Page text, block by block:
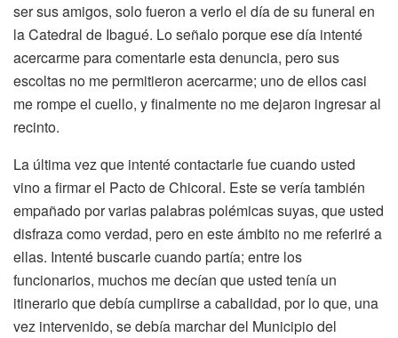
ser sus amigos, solo fueron a verlo el día de su funeral en
la Catedral de Ibagué. Lo señalo porque ese día intenté
acercarme para comentarle esta denuncia, pero sus
escoltas no me permitieron acercarme; uno de ellos casi
me rompe el cuello, y finalmente no me dejaron ingresar al
recinto.
La última vez que intenté contactarle fue cuando usted
vino a firmar el Pacto de Chicoral. Este se vería también
empañado por varias palabras polémicas suyas, que usted
disfraza como verdad, pero en este ámbito no me referiré a
ellas. Intenté buscarle cuando partía; entre los
funcionarios, muchos me decían que usted tenía un
itinerario que debía cumplirse a cabalidad, por lo que, una
vez intervenido, se debía marchar del Municipio del